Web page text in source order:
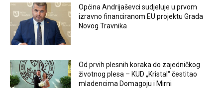
Općina Andrijaševci sudjeluje u prvom
izravno financiranom EU projektu Grada
Novog Travnika
Od prvih plesnih koraka do zajedničkog
životnog plesa – KUD „Kristal“ čestitao
mladencima Domagoju i Mirni